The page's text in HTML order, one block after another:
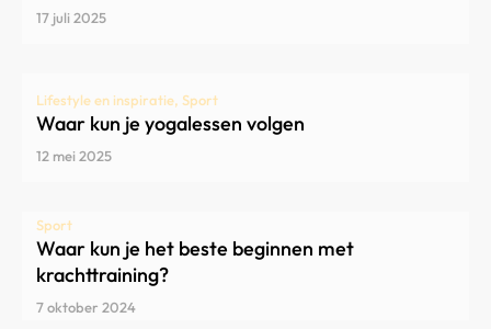
17 juli 2025
Lifestyle en inspiratie, Sport
Waar kun je yogalessen volgen
12 mei 2025
Sport
Waar kun je het beste beginnen met
krachttraining?
7 oktober 2024